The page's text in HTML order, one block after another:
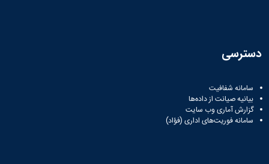
دسترسی
سامانه شفافیت
بیانیه صیانت از داده‌ها
گزارش آماری وب‌ سایت
سامانه فوریت‌های اداری (فؤاد)